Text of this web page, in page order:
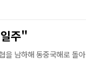
주"
을 남하해 동중국해로 돌아